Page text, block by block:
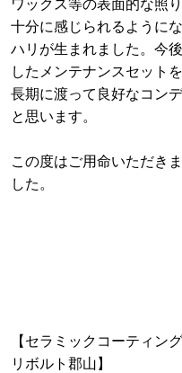
ワックス等の表面的な照
十分に感じられるように
ハリが生まれました。今
したメンテナンスセット
長期に渡って良好なコン
と思います。
この度はご用命いただき
した。
【セラミックコーティン
リボルト郡山】